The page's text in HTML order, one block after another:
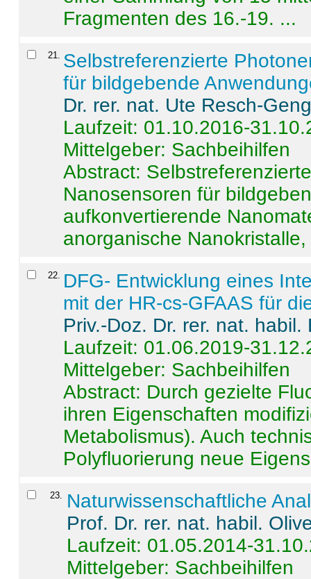
Fragmenten des 16.-19. ...
21
Selbstreferenzierte
für bildgebende
Dr. rer. nat. Ute Resch-
Laufzeit: 01.10.2016-
Mittelgeber: Sachbeihilfen
Abstract:
Nanosensoren für
aufkonvertierende
anorganische
22
DFG- Entwicklung eines
mit der HR-cs-GFAAS für
Priv.-Doz. Dr. rer. nat.
Laufzeit: 01.06.2019-
Mittelgeber: Sachbeihilfen
Abstract: Durch gezielte
ihren Eigenschaften
Metabolismus). Auch
Polyfluorierung neue
23. Naturwissenschaftliche
Prof. Dr. rer. nat. habil.
Laufzeit: 01.05.2014-
Mittelgeber: Sachbeihilfen